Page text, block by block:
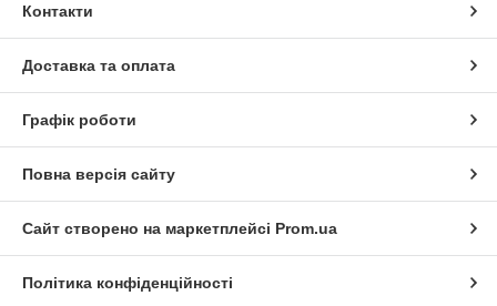
Контакти
Доставка та оплата
Графік роботи
Повна версія сайту
Сайт створено на маркетплейсі Prom.ua
Політика конфіденційності